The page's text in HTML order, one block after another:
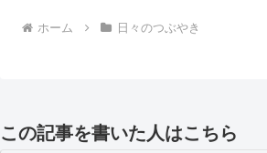
ホーム 日々のつぶやき
この記事を書いた人はこちら